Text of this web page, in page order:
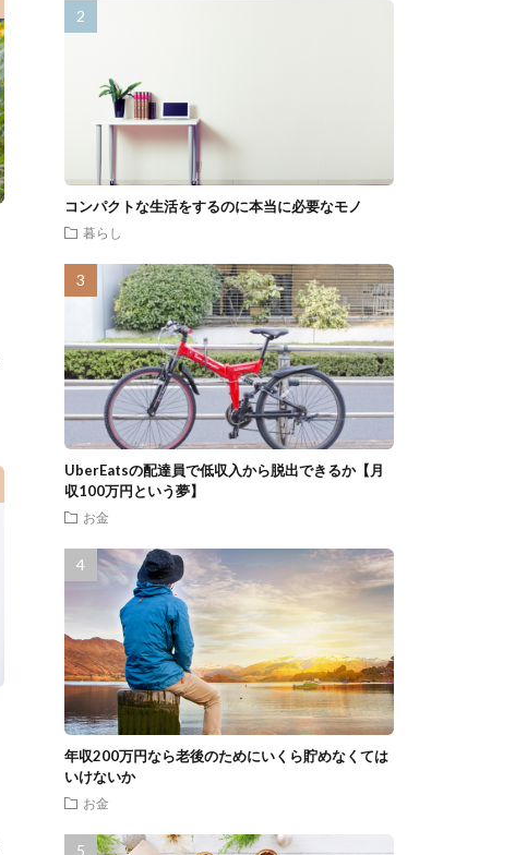
コンパクトな生活をするのに本当に必要なモノ
暮らし
UberEatsの配達員で低収入から脱出できるか【月
収100万円という夢】
お金
年収200万円なら老後のためにいくら貯めなくては
いけないか
お金